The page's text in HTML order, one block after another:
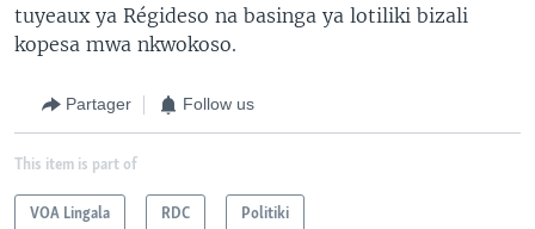
tuyeaux ya Régideso na basinga ya lotiliki bizali
kopesa mwa nkwokoso.
Partager Follow us
This item is part of
VOA Lingala RDC Politiki